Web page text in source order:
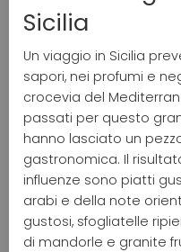
Sicilia
Un viaggio in Sicilia
sapori, nei profumi e
crocevia del
passati per questo
hanno lasciato un
gastronomica. Il
influenze sono piatti
arabi e della note
gustosi, sfogliatelle
di mandorle e granite